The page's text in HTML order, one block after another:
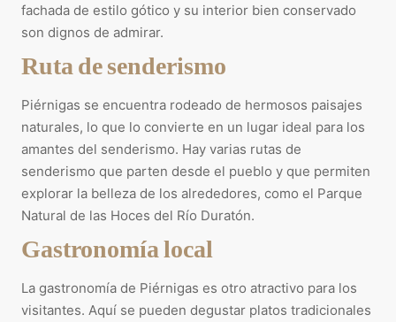
fachada de estilo gótico y su interior bien conservado
son dignos de admirar.
Ruta de senderismo
Piérnigas se encuentra rodeado de hermosos paisajes
naturales, lo que lo convierte en un lugar ideal para los
amantes del senderismo. Hay varias rutas de
senderismo que parten desde el pueblo y que permiten
explorar la belleza de los alrededores, como el Parque
Natural de las Hoces del Río Duratón.
Gastronomía local
La gastronomía de Piérnigas es otro atractivo para los
visitantes. Aquí se pueden degustar platos tradicionales